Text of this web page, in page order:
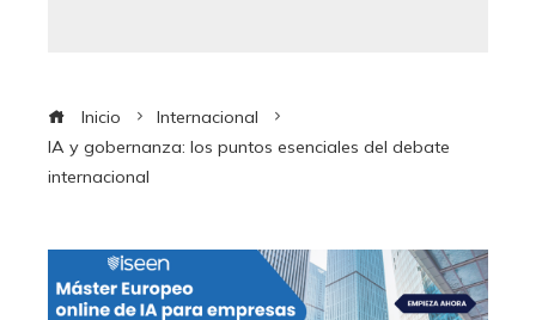
Inicio
Internacional
IA y gobernanza: los puntos esenciales del debate
internacional